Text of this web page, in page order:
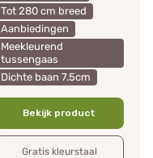
Tot 280 cm breed
Aanbiedingen
Meekleurend
tussengaas
Dichte baan 7.5cm
Bekijk product
Gratis kleurstaal